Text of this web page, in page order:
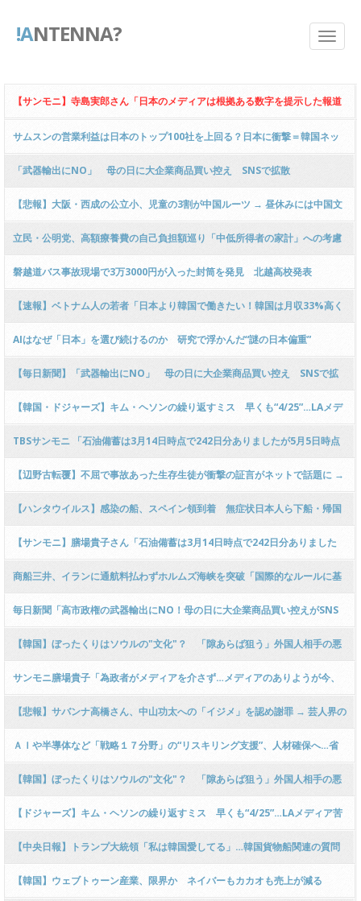
!ANTENNA?
【サンモニ】寺島実郎さん「日本のメディアは根拠ある数字を提示した報道
をすべきだ！過剰同調は危うい！」 ← 突っ込み殺到 ｗｗｗｗｗｗｗｗｗｗ
ｗｗｗｗｗｗｗｗ
サムスンの営業利益は日本のトップ100社を上回る？日本に衝撃＝韓国ネッ
ト「東芝から半導体技術を学び...隔世の感がある」
「武器輸出にNO」 母の日に大企業商品買い控え SNSで拡散
【悲報】大阪・西成の公立小、児童の3割が中国ルーツ → 昼休みには中国文
化を学びテストには中国語翻訳まで異常事態 → ｗｗｗｗｗｗｗｗｗｗｗｗｗ
ｗｗｗｗ
立民・公明党、高額療養費の自己負担額巡り「中低所得者の家計」への考慮
を要求…健保法修正案
磐越道バス事故現場で3万3000円が入った封筒を発見 北越高校発表
【速報】ベトナム人の若者「日本より韓国で働きたい！韓国は月収33%高く
稼げる！日本語やマナー研修長すぎで面倒くさい！」ｗｗｗｗｗｗｗｗｗｗ
ｗｗｗｗｗｗｗｗ
AIはなぜ「日本」を選び続けるのか 研究で浮かんだ“謎の日本偏重”
【毎日新聞】「武器輸出にNO」 母の日に大企業商品買い控え SNSで拡
散「これなら私にもできる」 [5/11] [昆虫図鑑★]
【韓国・ドジャーズ】キム・ヘソンの繰り返すミス 早くも“4/25”…LAメデ
ィア苦言「少々課題が」
TBSサンモニ 「石油備蓄は3月14日時点で242日分ありましたが5月5日時点
では206日分に減っています」←
【辺野古転覆】不屈で事故あった生存生徒が衝撃の証言がネットで話題に →
………
【ハンタウイルス】感染の船、スペイン領到着 無症状日本人ら下船・帰国
の途へ
【サンモニ】膳場貴子さん「石油備蓄は3月14日時点で242日分ありました
が、5月5日時点では206日分に減っています！」 → ﾈｯﾄ「50日間放出して36
日分減はむしろ神対応ｗ」
商船三井、イランに通航料払わずホルムズ海峡を突破「国際的なルールに基
づくべきだ」
毎日新聞「高市政権の武器輸出にNO！母の日に大企業商品買い控えがSNS
で拡散し共感が広がっている！」 → ｗｗｗｗｗｗｗｗｗｗｗｗｗｗｗｗｗｗ
ｗｗ
【韓国】ぼったくりはソウルの"文化"？ 「隙あらば狙う」外国人相手の悪
質商法が根絶できない理由
サンモニ膳場貴子「為政者がメディアを介さず…メディアのありようが今、
問われている」問題提起
【悲報】サバンナ高橋さん、中山功太への「イジメ」を認め謝罪 → 芸人界の
闇深すぎるパワハラ実態に「フワちゃんよりタチ悪い」と批判殺到 ………
ＡＩや半導体など「戦略１７分野」の“リスキリング支援”、人材確保へ…省
庁横断の会議新設
【韓国】ぼったくりはソウルの"文化"？ 「隙あらば狙う」外国人相手の悪
質商法が根絶できない理由
【ドジャーズ】キム・ヘソンの繰り返すミス 早くも“4/25”…LAメディア苦
言「少々課題が」[5/10] [昆虫図鑑★]
【中央日報】トランプ大統領「私は韓国愛してる」…韓国貨物船関連の質問
に的外れな回答
【韓国】ウェブトゥーン産業、限界か ネイバーもカカオも売上が減る